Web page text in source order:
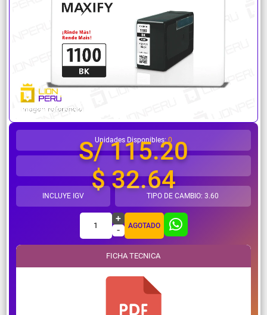
¿Necesitas ayuda?
Unidades Disponibles:0
S/ 115.20
$ 32.64
INCLUYE IGV TIPO DE CAMBIO: 3.60
1
+
-
AGOTADO
FICHA TECNICA